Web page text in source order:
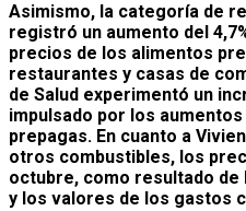
Asimismo, la categoría de
registró un aumento del
precios de los alimentos
restaurantes y casas de
de Salud experimentó un
impulsado por los
prepagas. En cuanto a
otros combustibles, los
octubre, como resultado
y los valores de los gastos